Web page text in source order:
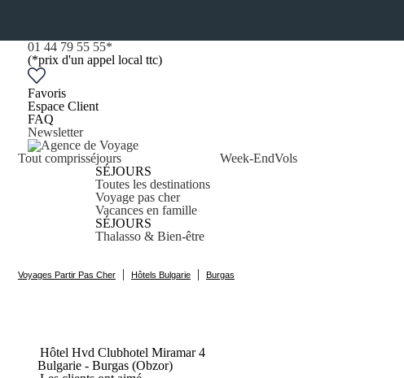
01 44 79 55 55*
(*prix d'un appel local ttc)
Favoris
Espace Client
FAQ
Newsletter
Tout comprisséjours
SÉJOURS
Toutes les destinations
Voyage pas cher
Vacances en famille
SÉJOURS
Thalasso & Bien-être
Week-EndVols
Voyages Partir Pas Cher | Hôtels Bulgarie | Burgas
Hôtel Hvd Clubhotel Miramar4
Bulgarie - Burgas (Obzor)